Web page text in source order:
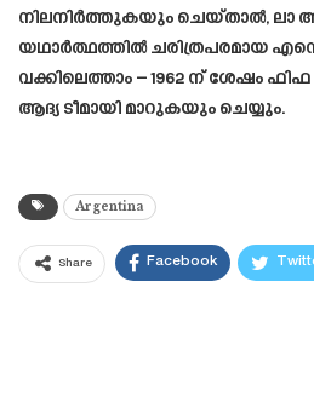
നിലനിർത്തുകയും ചെയ്താൽ, ലാ
യഥാർത്ഥത്തിൽ ചരിത്രപരമായ
വക്കിലെത്താം – 1962 ന് ശേഷം
ആദ്യ ടീമായി മാറുകയും ചെയ്യും.
Argentina
Share Facebook